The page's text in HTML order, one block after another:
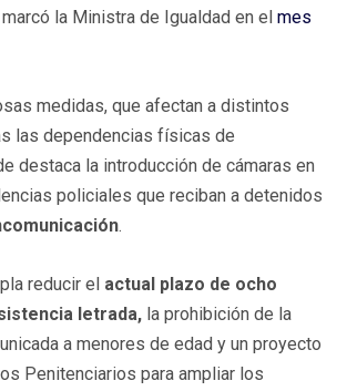
la Ministra de Igualdad en el mes
medidas, que afectan a distintos
las dependencias físicas de
destaca la introducción de cámaras en
policiales que reciban a detenidos
.
reducir el actual plazo de ocho
letrada, la prohibición de la
a menores de edad y un proyecto
Penitenciarios para ampliar los